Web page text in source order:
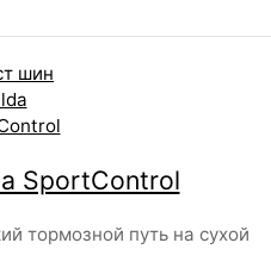
SportControl
тормозной путь на сухой